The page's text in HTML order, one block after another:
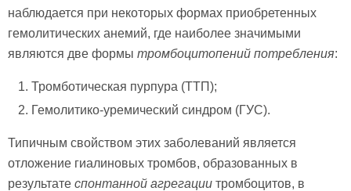
наблюдается при некоторых формах приобретенных
гемолитических анемий, где наиболее значимыми
являются две формы тромбоцитопений потребления:
Тромботическая пурпура (ТТП);
Гемолитико-уремический синдром (ГУС).
Типичным свойством этих заболеваний является
отложение гиалиновых тромбов, образованных в
результате спонтанной агрегации тромбоцитов, в